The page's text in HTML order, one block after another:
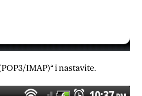
IMAP)“ i nastavite.